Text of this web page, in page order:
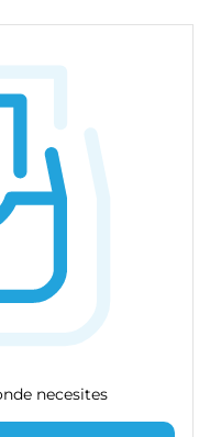
necesites